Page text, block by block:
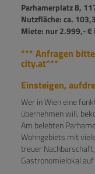
Parhamerplatz 8,
Nutzfläche: ca.
Miete: nur 2.999,- €
*** Anfragen
city.at***
Einsteigen,
Wer in Wien eine
übernehmen will,
Am belebten
Wohngebiets mit
treuer
Gastronomielokal